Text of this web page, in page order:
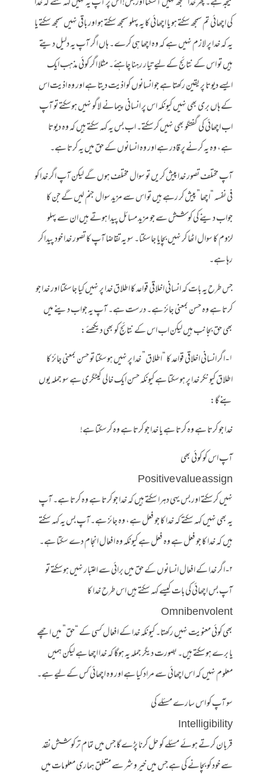
کی اچھائی تم سمجھ سکتے ہو یا اچھائی کا یہ پہلو سمجھ سکتے ہو اور باقی نہیں سمجھ سکتے یا
یہ کہ خدا پر لازم نہیں ہے کہ وہ اچھا ہی کرے۔ ہاں اگر آپ یہ دلیل دیتے
ہیں تو اس کے نتائج کے لیے تیار رہنا چاہئے۔ مثلا اگر کوئی مذہب ایک
ایسے دیوتا پر یقین رکھتا ہے جو انسانوں کو اذیت دیتا ہے اور وہ اذیت اس
کے ہاں بری بھی نہیں کیونکہ اس پر انسانی پیمانے لاگو نہیں ہوسکتے تو آپ
اب اچھائی کی گفتگو بھی نہیں کرسکتے۔ اب بس یہ کہہ سکتے ہیں کہ وہ دیوتا
ہے، وہ یہ کرنے پر قادر ہے اور وہ انسانوں کے حق میں یہ کرتا ہے۔
آپ مختلف تصور خدا پیش کریں تو سوال مختلف ہوں گے لیکن آپ اگر خدا کو
فی نفسہ “اچھا” پیش کر رہے ہیں تو اس سے مزید سوال جنم لیں گے جن کا
جواب دینے کی کوشش سے جو مزید مسائل پیدا ہوتے ہیں ان سے پہلو
لزوم کا سوال اٹھا کر نہیں بچایا جاسکتا۔ سو یہ تقاضا آپ کا تصور خدا خود پیدا کر
رہا ہے۔
جس طرح یہ بات کہ انسانی اخلاقی قواعد کا اطلاق خدا پر نہیں کیا جاسکتا اور خدا جو
کرتا ہے وہ حسن بمعنی جائز ہے۔ درست ہے۔ آپ یہ جواب دینے میں
بھی حق بجانب ہیں لیکن اب اس کے نتائج کو بھی دیکھئے:
۱- اگر انسانی اخلاقی قواعد کا “اطلاق” خدا پر نہیں ہوسکتا تو حسن بمعنی جائز کا
اطلاق کیونکر خدا پر ہوسکتا ہے کیونکہ حسن ایک خالی کیٹگری ہے سو جملہ یوں
بنے گا:
خدا جو کرتا ہے وہ کرتا ہے یا خدا جو کرتا ہے وہ کرسکتا ہے!
آپ اس کو کوئی بھی
Positive value assign
نہیں کرسکتے اور بس یہی دہرا سکتے ہیں کہ خدا جو کرتا ہے وہ کرتا ہے۔ آپ
یہ بھی نہیں کہہ سکتے کہ خدا کا جو فعل ہے، وہ جائز ہے۔آپ بس یہ کہہ سکتے
ہیں کہ خدا کا جو فعل ہے وہ فعل ہے کیونکہ وہ افعال انجام دے سکتا ہے۔
۲- اگر خدا کے افعال انسانوں کے حق میں برائی سے اعتبار نہیں ہوسکتے تو
آپ بس اچھائی کی بات کیسے کہہ سکتے ہیں اس طرح خدا کا
Omnibenvolent
بھی کوئی معنویت نہیں رکھتا۔ کیونکہ خدا کے افعال کسی کے “حق” میں اچھے
یا برے ہوسکتے ہیں۔ بصورت دیگر جملہ یہ ہوگا کہ خدا اچھا ہے لیکن ہمیں
معلوم نہیں کہ اس اچھائی سے مراد کیا ہے اور وہ اچھائی کس کے لیے ہے۔
سو آپ کو اس سارے مسئلے کی
Intelligibility
قربان کرتے ہوئے مسئلے کو حل کرنا پڑے گا جس میں تمام تر کوشش نقد
سے خود کو بچانے کی ہے جس میں خیر و شر سے متعلق ہماری معلومات میں